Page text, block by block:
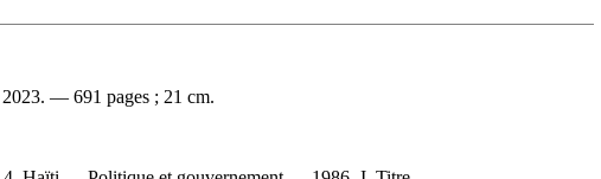
— 691 pages ; 21 cm.